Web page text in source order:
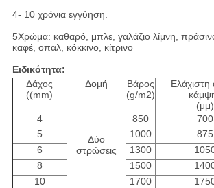
4- 10 χρόνια εγγύηση.
5Χρώμα: καθαρό, μπλε, γαλάζιο λίμνη,
καφέ, οπαλ, κόκκινο, κίτρινο
Ειδικότητα:
Δάχος
((mm)
Δομή
Βάρος
(g/m2)
Ελάχιστη
(μμ)
4
Δύο
στρώσεις
850 700
5
1000 875
6
1300
8
1500
10
1700